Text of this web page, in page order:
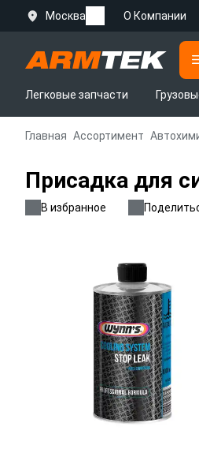
Москва О Компании
Легковые запчасти
Главная Ассортимент
Присадка для
В избранное